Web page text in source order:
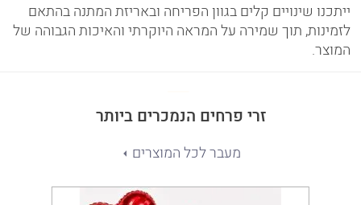
ייתכנו שינויים קלים בגוון הפריחה ובאריזת המתנה בהתאם
לזמינות, תוך שמירה על המראה היוקרתי והאיכות הגבוהה של
המוצר.
זרי פרחים הנמכרים ביותר
מעבר לכל המוצרים